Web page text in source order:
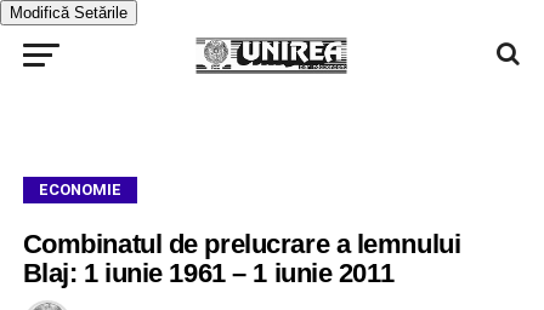
Modifică Setările
ECONOMIE
Combinatul de prelucrare a lemnului
Blaj: 1 iunie 1961 – 1 iunie 2011